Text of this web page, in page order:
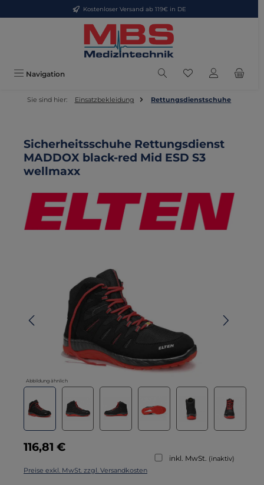
Zum Hauptinhalt springenKostenloser Versand ab 119€ in DE
Navigation Du hast 0
Sie sind hier: Einsatzbekleidung Rettungsdienstschuhe
Sicherheitsschuhe Rettungsdienst
MADDOX black-red Mid ESD S3
wellmaxx
Abbildung ähnlich
Regulärer Preis:
116,81 €
inkl. MwSt. (inaktiv)
Preise exkl. MwSt. zzgl. Versandkosten